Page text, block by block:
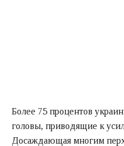
Более 75 процентов
головы, приводящие к
Досаждающая многим